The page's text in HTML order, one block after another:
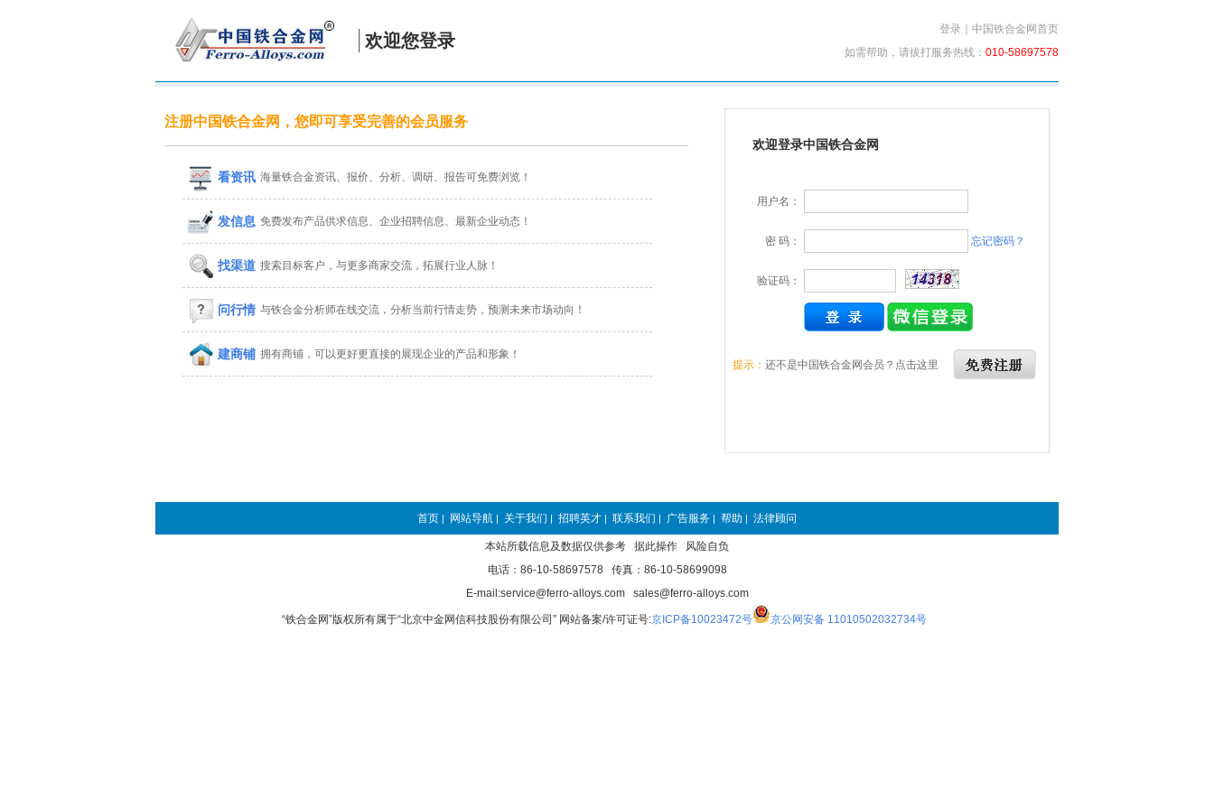
欢迎您登录
登录
中国铁合金网首页
如需帮助，请拔打服务热线： 010-58697578
注册中国铁合金网，您即可享受完善的会员服务
看资讯 海量铁合金资讯、报价、分析、调研、报告可免费浏览！
发信息 免费发布产品供求信息、企业招聘信息、最新企业动态！
找渠道 搜索目标客户，与更多商家交流，拓展行业人脉！
问行情 与铁合金分析师在线交流，分析当前行情走势，预测未来市场动向！
建商铺 拥有商铺，可以更好更直接的展现企业的产品和形象！
欢迎登录中国铁合金网
用户名：
密 码： 忘记密码？
验证码：
提示： 还不是中国铁合金网会员？点击这里
首页 | 网站导航 | 关于我们 | 招聘英才 | 联系我们 | 广告服务 | 帮助 | 法律顾问
本站所载信息及数据仅供参考 据此操作 风险自负
电话：86-10-58697578 传真：86-10-58699098
E-mail:service@ferro-alloys.com sales@ferro-alloys.com
“铁合金网”版权所有属于“北京中金网信科技股份有限公司” 网站备案/许可证号:京ICP备10023472号 京公网安备 11010502032734号